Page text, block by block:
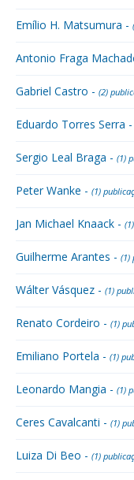
Emílio H. Matsumura -
Antonio Fraga
Gabriel Castro - (2)
Eduardo Torres Serra -
Sergio Leal Braga - (1)
Peter Wanke - (1)
Jan Michael Knaack -
Guilherme Arantes - (1)
Wálter Vásquez - (1)
Renato Cordeiro - (1)
Emiliano Portela - (1)
Leonardo Mangia - (1)
Ceres Cavalcanti - (1)
Luiza Di Beo - (1)